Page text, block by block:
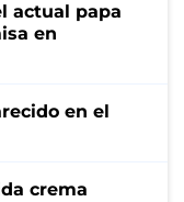
actual papa
en
en el
crema